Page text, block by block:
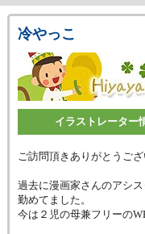
冷やっこ
イラストレーター
ご訪問頂きありがとうご
過去に漫画家さんのアシ
勤めてました。
今は２児の母兼フリーの